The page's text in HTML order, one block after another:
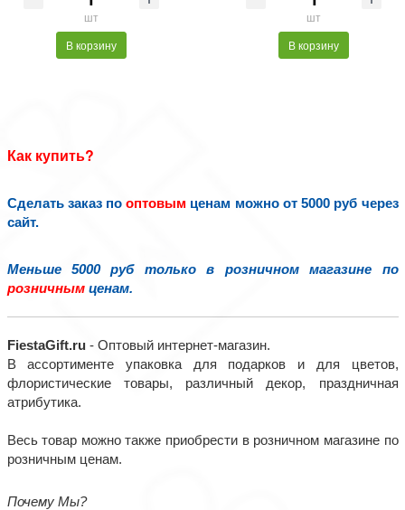
шт
В корзину
шт
В корзину
Как купить?
Сделать заказ пооптовым ценам можно от 5000 руб через
сайт.
Меньше 5000 руб только в розничном магазине по
розничнымценам.
FiestaGift.ru - Оптовый интернет-магазин.
В ассортименте упаковка для подарков и для цветов,
флористические товары, различный декор, праздничная
атрибутика.
Весь товар можно также приобрести в розничном магазине по
розничным ценам.
Почему Мы?